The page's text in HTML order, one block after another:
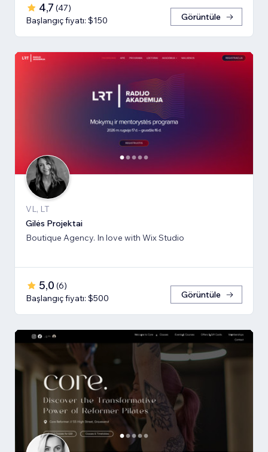
4,7 (47)
Başlangıç fiyatı: $150
Görüntüle
VL, LT
Gilės Projektai
Boutique Agency. In love with Wix Studio
5,0 (6)
Başlangıç fiyatı: $500
Görüntüle